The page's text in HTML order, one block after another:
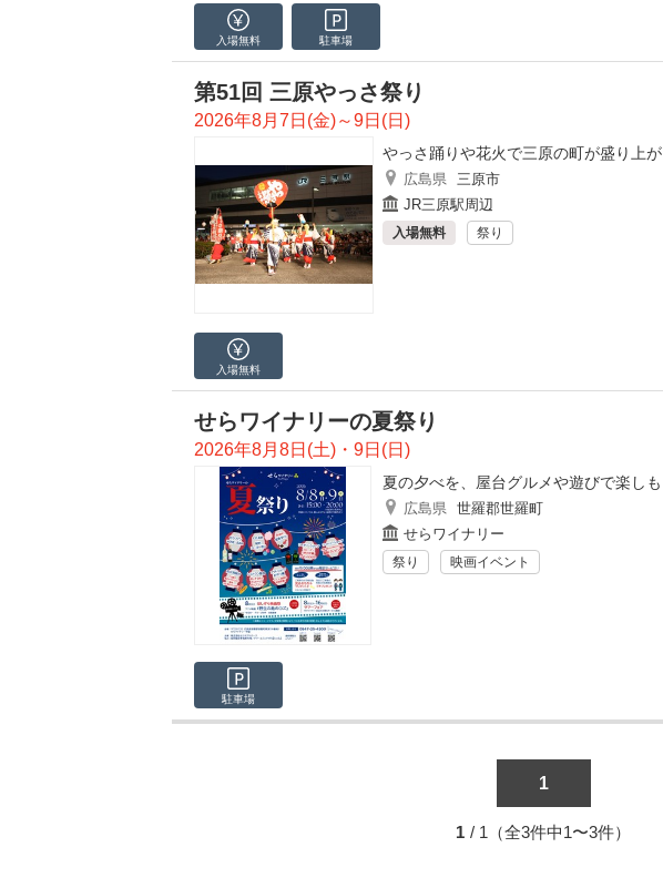
入場無料 駐車場
第51回 三原やっさ祭り
2026年8月7日(金)～9日(日)
やっさ踊りや花火で三原の町が盛り上が
広島県 三原市
JR三原駅周辺
入場無料 祭り
入場無料
せらワイナリーの夏祭り
2026年8月8日(土)・9日(日)
夏の夕べを、屋台グルメや遊びで楽しも
広島県 世羅郡世羅町
せらワイナリー
祭り 映画イベント
駐車場
1
1 / 1（全3件中1〜3件）